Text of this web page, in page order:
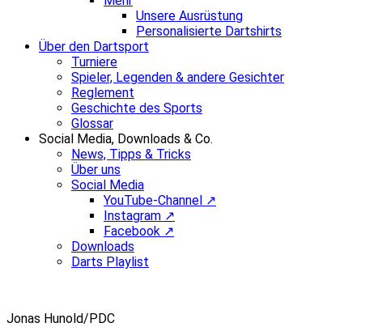
Unsere Ausrüstung
Personalisierte Dartshirts
Über den Dartsport
Turniere
Spieler, Legenden & andere Gesichter
Reglement
Geschichte des Sports
Glossar
Social Media, Downloads & Co.
News, Tipps & Tricks
Über uns
Social Media
YouTube-Channel ↗
Instagram ↗
Facebook ↗
Downloads
Darts Playlist
Jonas Hunold/PDC